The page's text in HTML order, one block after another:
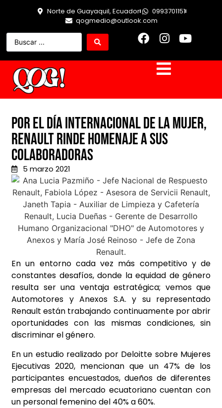
Norte de Guayaquil, Ecuador
0993701151
qogmedio@outlook.com
Por el día internacional de la mujer,
Renault rinde homenaje a sus
colaboradoras
5 marzo 2021
En un entorno cada vez más competitivo y de
constantes desafíos, donde la equidad de género
resulta ser una ventaja estratégica; vemos que
Automotores y Anexos S.A. y su representado
Renault están trabajando continuamente por abrir
oportunidades con las mismas condiciones, sin
discriminar el género.
En un estudio realizado por Deloitte sobre Mujeres
Ejecutivas 2020, mencionan que un 47% de los
participantes encuestados, dueños de diferentes
empresas del mercado ecuatoriano cuentan con
un personal femenino del 40% a 60%.